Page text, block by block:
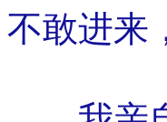
不敢进来